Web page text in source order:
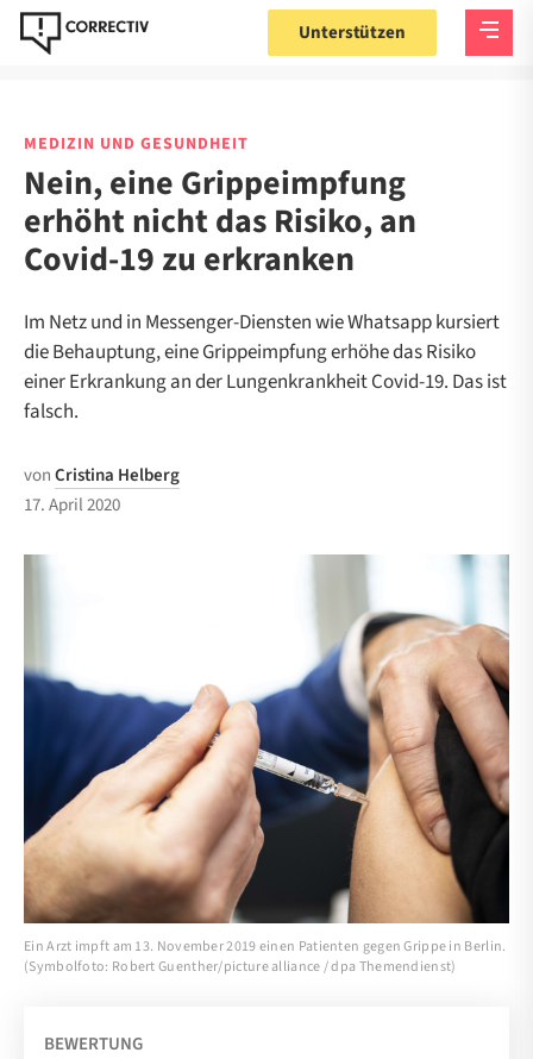
Unterstützen
MEDIZIN UND GESUNDHEIT
Nein, eine Grippeimpfung
erhöht nicht das Risiko, an
Covid-19 zu erkranken
Im Netz und in Messenger-Diensten wie Whatsapp kursiert
die Behauptung, eine Grippeimpfung erhöhe das Risiko
einer Erkrankung an der Lungenkrankheit Covid-19. Das ist
falsch.
vonCristina Helberg
17. April 2020
Ein Arzt impft am 13. November 2019 einen Patienten gegen Grippe in Berlin.
(Symbolfoto: Robert Guenther/picture alliance / dpa Themendienst)
BEWERTUNG